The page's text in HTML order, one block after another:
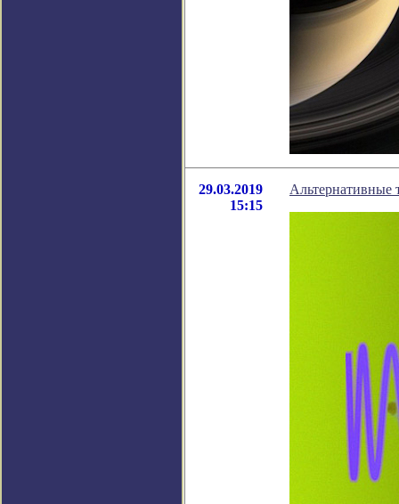
29.03.2019
15:15
Альтернативные